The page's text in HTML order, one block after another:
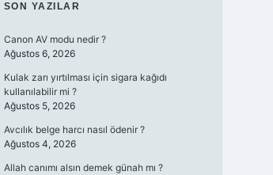
SIDEBAR
SON YAZILAR
Canon AV modu nedir ?
Ağustos 6, 2026
Kulak zarı yırtılması için sigara kağıdı
kullanılabilir mi ?
Ağustos 5, 2026
Avcılık belge harcı nasıl ödenir ?
Ağustos 4, 2026
Allah canımı alsın demek günah mı ?